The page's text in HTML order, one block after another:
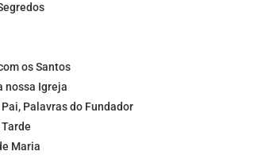
os Santos
nossa Igreja
Palavras do Fundador
Maria